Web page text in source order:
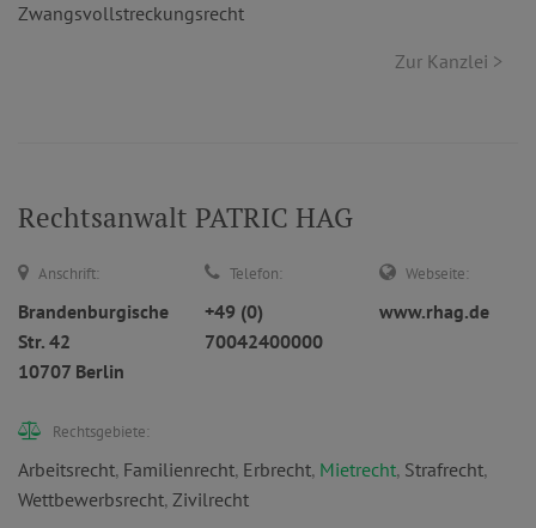
Zwangsvollstreckungsrecht
Zur Kanzlei >
Rechtsanwalt PATRIC HAG
Anschrift:
Brandenburgische
Str. 42
10707 Berlin
Telefon:
+49 (0)
70042400000
Webseite:
www.rhag.de
Rechtsgebiete:
Arbeitsrecht, Familienrecht, Erbrecht, Mietrecht, Strafrecht,
Wettbewerbsrecht, Zivilrecht